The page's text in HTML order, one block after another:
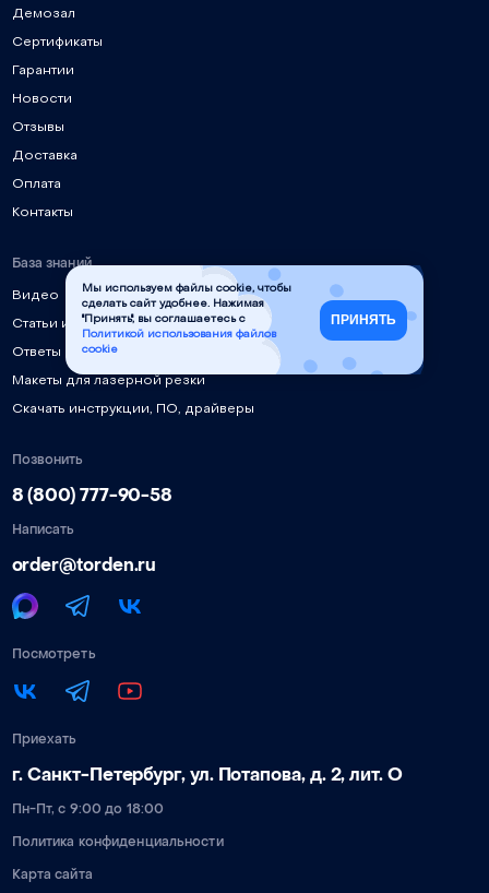
Демозал
Сертификаты
Гарантии
Новости
Отзывы
Доставка
Оплата
Контакты
База знаний
Видео
Статьи и руководства
Ответы на частые вопросы
Макеты для лазерной резки
Скачать инструкции, ПО, драйверы
Позвонить
8 (800) 777-90-58
Написать
order@torden.ru
Посмотреть
Приехать
г. Санкт-Петербург, ул. Потапова, д. 2, лит. О
Пн-Пт, с 9:00 до 18:00
Политика конфиденциальности
Карта сайта
Мы используем файлы cookie, чтобы
сделать сайт удобнее. Нажимая
"Принять", вы соглашаетесь с
Политикой использования файлов
cookie
ПРИНЯТЬ